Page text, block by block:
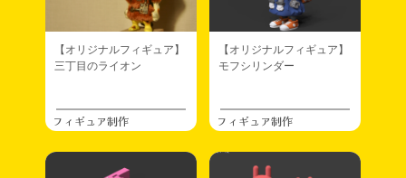
【オリジナルフィギュア】
三丁目のライオン
フィギュア制作
【オリジナルフィギュア】
モフシリンダー
フィギュア制作